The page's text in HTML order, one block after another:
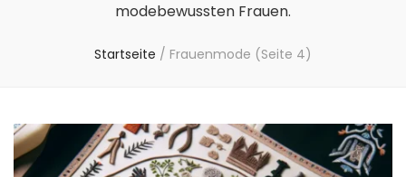
modebewussten Frauen.
Startseite / Frauenmode (Seite 4)